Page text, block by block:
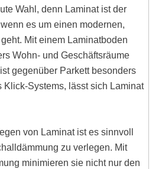
Wahl, denn Laminat ist der
es um einen modernen,
Mit einem Laminatboden
Wohn- und Geschäftsräume
gegenüber Parkett besonders
Klick-Systems, lässt sich Laminat
von Laminat ist es sinnvoll
zu verlegen. Mit
minimieren sie nicht nur den